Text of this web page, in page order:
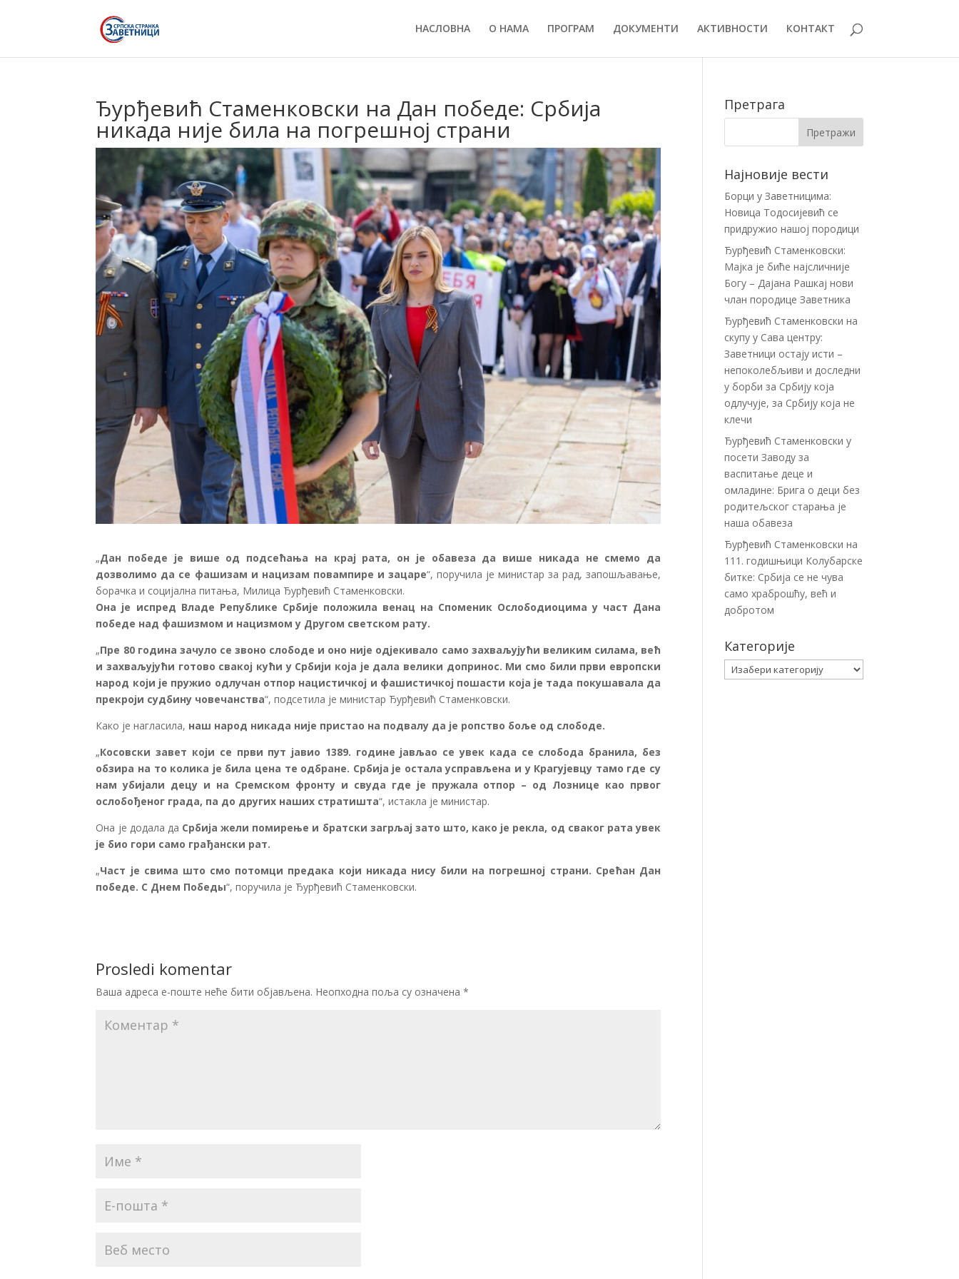
НАСЛОВНА О НАМА ПРОГРАМ ДОКУМЕНТИ АКТИВНОСТИ КОНТАКТ
Ђурђевић Стаменковски на Дан победе: Србија
никада није била на погрешној страни
„Дан победе је више од подсећања на крај рата, он је обавеза да више никада не смемо да
дозволимо да се фашизам и нацизам повампире и зацаре“, поручила је министар за рад, запошљавање,
борачка и социјална питања, Милица Ђурђевић Стаменковски.
Она је испред Владе Републике Србије положила венац на Споменик Ослободиоцима у част Дана
победе над фашизмом и нацизмом у Другом светском рату.
„Пре 80 година зачуло се звоно слободе и оно није одјекивало само захваљујући великим силама, већ
и захваљујући готово свакој кући у Србији која је дала велики допринос. Ми смо били први европски
народ који је пружио одлучан отпор нацистичкој и фашистичкој пошасти која је тада покушавала да
прекроји судбину човечанства“, подсетила је министар Ђурђевић Стаменковски.
Како је нагласила, наш народ никада није пристао на подвалу да је ропство боље од слободе.
„Косовски завет који се први пут јавио 1389. године јављао се увек када се слобода бранила, без
обзира на то колика је била цена те одбране. Србија је остала усправљена и у Крагујевцу тамо где су
нам убијали децу и на Сремском фронту и свуда где је пружала отпор – од Лознице као првог
ослобођеног града, па до других наших стратишта“, истакла је министар.
Она је додала да Србија жели помирење и братски загрљај зато што, како је рекла, од сваког рата увек
је био гори само грађански рат.
„Част је свима што смо потомци предака који никада нису били на погрешној страни. Срећан Дан
победе. С Днем Победы“, поручила је Ђурђевић Стаменковски.
Prosledi komentar
Ваша адреса е-поште неће бити објављена. Неопходна поља су означена*
Претрага
Најновије вести
Борци у Заветницима:
Новица Тодосијевић се
придружио нашој породици
Ђурђевић Стаменковски:
Мајка је биће најсличније
Богу – Дајана Рашкај нови
члан породице Заветника
Ђурђевић Стаменковски на
скупу у Сава центру:
Заветници остају исти –
непоколебљиви и доследни
у борби за Србију која
одлучује, за Србију која не
клечи
Ђурђевић Стаменковски у
посети Заводу за
васпитање деце и
омладине: Брига о деци без
родитељског старања је
наша обавеза
Ђурђевић Стаменковски на
111. годишњици Колубарске
битке: Србија се не чува
само храброшћу, већ и
добротом
Категорије
Категорије